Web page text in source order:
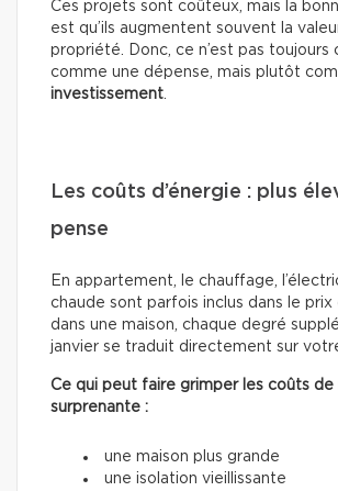
Ces projets sont coûteux, mais la
est qu’ils augmentent souvent la
propriété. Donc, ce n’est pas toujours
comme une dépense, mais plutôt
investissement
Les coûts d’énergie : plus
pense
En appartement, le chauffage,
chaude sont parfois inclus dans le prix
dans une maison, chaque degré
janvier se traduit directement sur
Ce qui peut faire grimper les coûts de
surprenante :
une maison plus grande
une isolation vieillissante